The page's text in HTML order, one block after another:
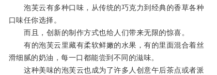
泡芙云有多种口味，从传统的巧克力到经典的香草各种
口味任你选择。
而且，创新的制作方式也给人们带来无限的惊喜。
有的泡芙云里藏有柔软鲜嫩的水果，有的里面混合着丝
滑细腻的奶油，每一口都能尝到不同的滋味。
这种美味的泡芙云也成为了许多人创意午后茶点或者派